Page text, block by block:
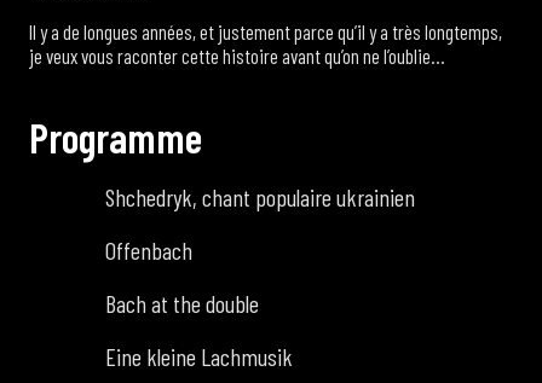
Il y a de longues années, et justement parce qu’il y a très longtemps,
je veux vous raconter cette histoire avant qu’on ne l’oublie…
Programme
Shchedryk, chant populaire ukrainien
Offenbach
Bach at the double
Eine kleine Lachmusik